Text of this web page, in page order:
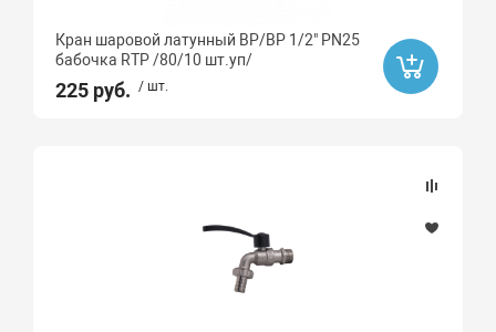
Кран шаровой латунный ВР/ВР 1/2" PN25
бабочка RTP /80/10 шт.уп/
225 руб. / шт.